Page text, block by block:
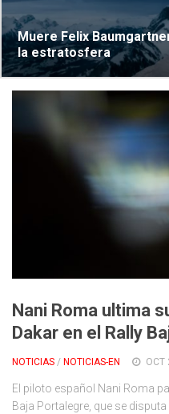
Muere Felix
la estratosfera
Nani Roma ultima
Dakar en el Rally
NOTICIAS / NOTICIAS-EN OCT
El piloto español Nani Roma
Baja Portalegre, que se